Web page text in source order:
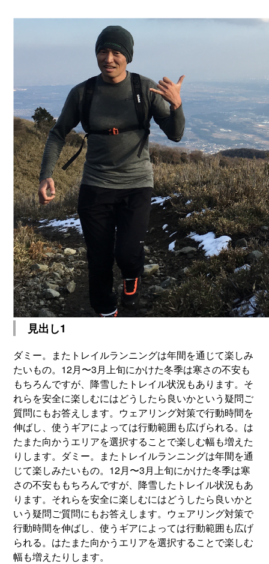
見出し1
ダミー。またトレイルランニングは年間を通じて楽しみ
たいもの。12月〜3月上旬にかけた冬季は寒さの不安も
もちろんですが、降雪したトレイル状況もあります。そ
れらを安全に楽しむにはどうしたら良いかという疑問ご
質問にもお答えします。ウェアリング対策で行動時間を
伸ばし、使うギアによっては行動範囲も広げられる。は
たまた向かうエリアを選択することで楽しむ幅も増えた
りします。ダミー。またトレイルランニングは年間を通
じて楽しみたいもの。12月〜3月上旬にかけた冬季は寒
さの不安ももちろんですが、降雪したトレイル状況もあ
ります。それらを安全に楽しむにはどうしたら良いかと
いう疑問ご質問にもお答えします。ウェアリング対策で
行動時間を伸ばし、使うギアによっては行動範囲も広げ
られる。はたまた向かうエリアを選択することで楽しむ
幅も増えたりします。